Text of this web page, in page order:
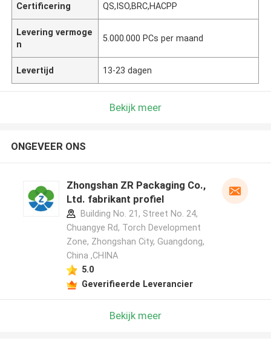
Certificering QS,ISO,BRC,HACPP
Levering vermoge
n
5.000.000 PCs per maand
Levertijd 13-23 dagen
Bekijk meer
ONGEVEER ONS
Zhongshan ZR Packaging Co.,
Ltd. fabrikant profiel
Building No. 21, Street No. 24,
Chuangye Rd, Torch Development
Zone, Zhongshan City, Guangdong,
China ,CHINA
5.0
Geverifieerde Leverancier
Bekijk meer